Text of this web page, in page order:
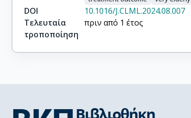
DOI
10.1016/J.CLML.2024.08.007
Τελευταία
τροποποίηση
πριν από 1 έτος